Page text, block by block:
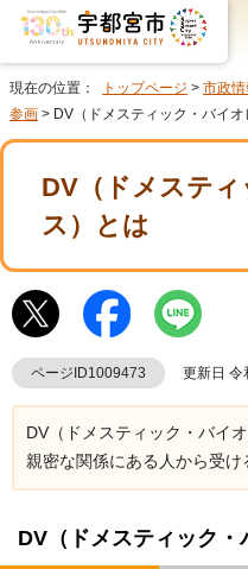
現在の位置： トップページ > 市政情
参画 > DV（ドメスティック・バイオ
DV（ドメステ
ス）とは
ページID1009473 更新日 令
DV（ドメスティック・バイ
親密な関係にある人から受け
DV（ドメスティック・